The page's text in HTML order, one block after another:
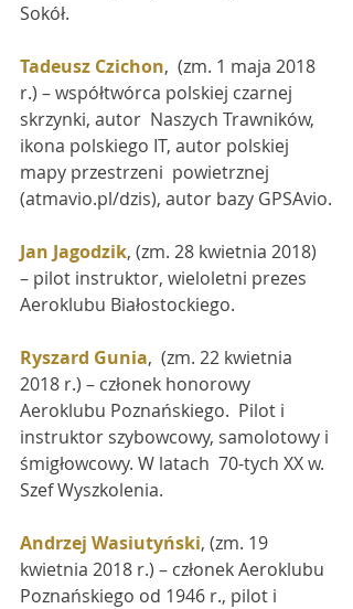
Sokół.
Tadeusz Czichon,  (zm. 1 maja 2018
r.) – współtwórca polskiej czarnej
skrzynki, autor  Naszych Trawników,
ikona polskiego IT, autor polskiej
mapy przestrzeni  powietrznej
(atmavio.pl/dzis), autor bazy GPSAvio.
Jan Jagodzik, (zm. 28 kwietnia 2018)
– pilot instruktor, wieloletni prezes
Aeroklubu Białostockiego.
Ryszard Gunia,  (zm. 22 kwietnia
2018 r.) – członek honorowy
Aeroklubu Poznańskiego.  Pilot i
instruktor szybowcowy, samolotowy i
śmigłowcowy. W latach  70-tych XX w.
Szef Wyszkolenia.
Andrzej Wasiutyński, (zm. 19
kwietnia 2018 r.) – członek Aeroklubu
Poznańskiego od 1946 r., pilot i